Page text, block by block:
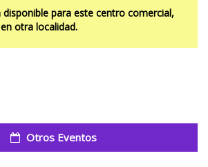
para este centro comercial,
otra localidad.
Otros Eventos